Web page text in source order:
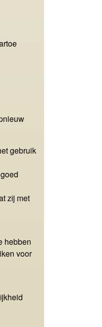
gebruik
zij met
hebben
voor